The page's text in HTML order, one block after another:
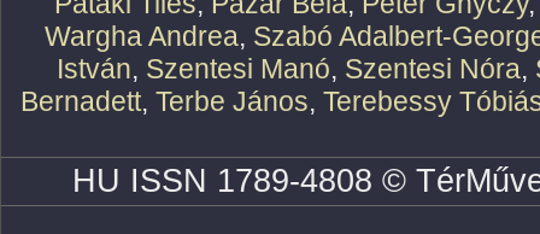
Wargha Andrea, Szabó Adalbert-
István, Szentesi Manó, Szentesi Nóra,
Bernadett, Terbe János, Terebessy
HU ISSN 1789-4808 ©